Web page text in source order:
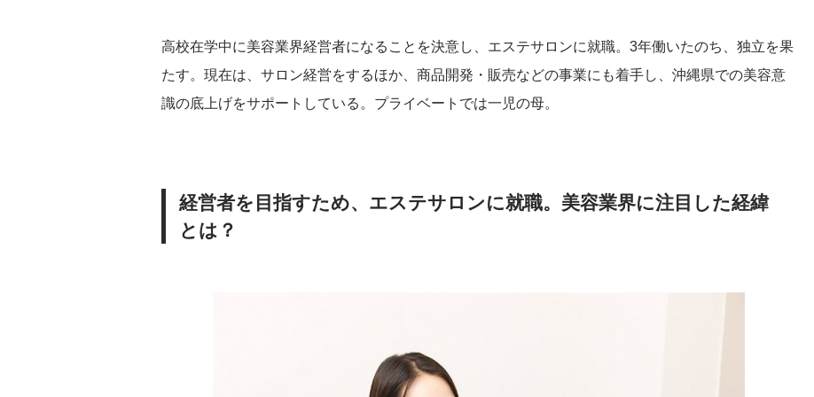
高校在学中に美容業界経営者になることを決意し、エステサロンに就職。3年働いたのち、独立を果
たす。現在は、サロン経営をするほか、商品開発・販売などの事業にも着手し、沖縄県での美容意
識の底上げをサポートしている。プライベートでは一児の母。
経営者を目指すため、エステサロンに就職。美容業界に注目した経緯
とは？